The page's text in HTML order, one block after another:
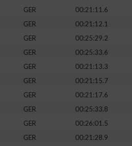
GER
00:21:11.6
GER
00:21:12.1
GER
00:25:29.2
GER
00:25:33.6
GER 00:21:13.3
GER
00:21:15.7
GER
00:21:17.6
GER
00:25:33.8
GER
00:26:01.5
GER 00:21:28.9